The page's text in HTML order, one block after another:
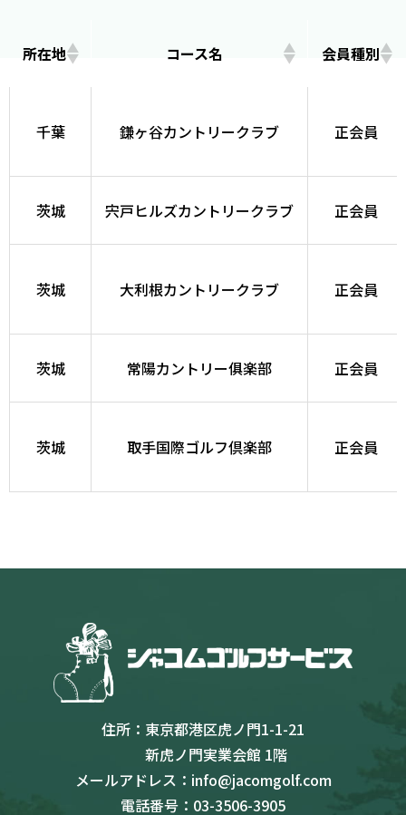
所在地 コース名 会員種別
千葉 鎌ヶ谷カントリークラブ 正会員
茨城 宍戸ヒルズカントリークラブ 正会員
茨城 大利根カントリークラブ 正会員
茨城 常陽カントリー俱楽部 正会員
茨城 取手国際ゴルフ倶楽部 正会員
住所： 東京都港区虎ノ門1-1-21
新虎ノ門実業会館 1階
メールアドレス： info@jacomgolf.com
電話番号： 03-3506-3905